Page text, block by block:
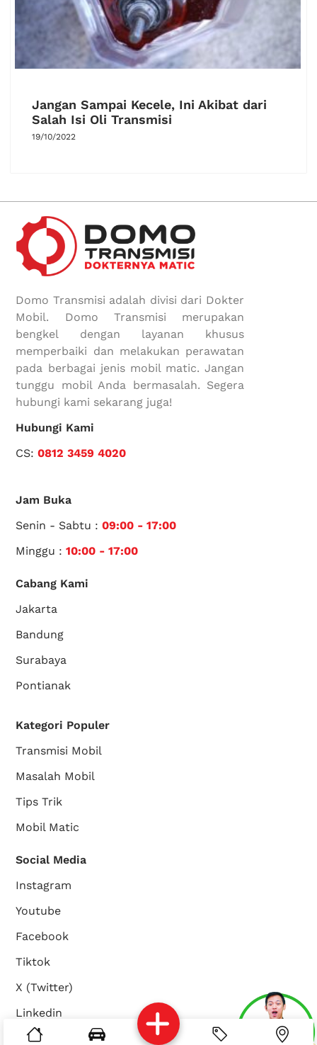
Services Brosur Location
About Us
Jangan Sampai Kecele, Ini Akibat dari
Salah Isi Oli Transmisi
19/10/2022
Domo Transmisi adalah divisi dari Dokter
Mobil. Domo Transmisi merupakan
bengkel dengan layanan khusus
memperbaiki dan melakukan perawatan
pada berbagai jenis mobil matic. Jangan
tunggu mobil Anda bermasalah. Segera
hubungi kami sekarang juga!
Hubungi Kami
CS:0812 3459 4020
Jam Buka
Senin - Sabtu :09:00 - 17:00
Minggu :10:00 - 17:00
Cabang Kami
Jakarta
Bandung
Surabaya
Pontianak
Kategori Populer
Transmisi Mobil
Masalah Mobil
Tips Trik
Mobil Matic
Social Media
Instagram
Youtube
Facebook
Tiktok
X (Twitter)
Linkedin